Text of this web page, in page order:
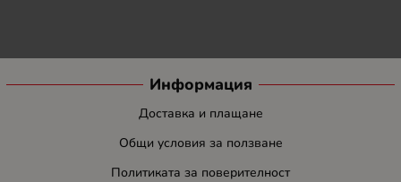
Информация
Доставка и плащане
Общи условия за ползване
Политиката за поверителност